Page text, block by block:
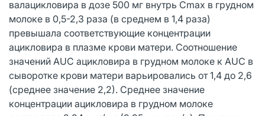
валацикловира в дозе 500 мг внутрь Cmax в грудном
молоке в 0,5-2,3 раза (в среднем в 1,4 раза)
превышала соответствующие концентрации
ацикловира в плазме крови матери. Соотношение
значений AUC ацикловира в грудном молоке к AUC в
сыворотке крови матери варьировались от 1,4 до 2,6
(среднее значение 2,2). Среднее значение
концентрации ацикловира в грудном молоке